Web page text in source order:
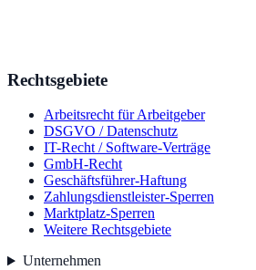
Rechtsgebiete
Arbeitsrecht für Arbeitgeber
DSGVO / Datenschutz
IT-Recht / Software-Verträge
GmbH-Recht
Geschäftsführer-Haftung
Zahlungsdienstleister-Sperren
Marktplatz-Sperren
Weitere Rechtsgebiete
Unternehmen